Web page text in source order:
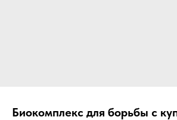
Биокомплекс для борьбы с